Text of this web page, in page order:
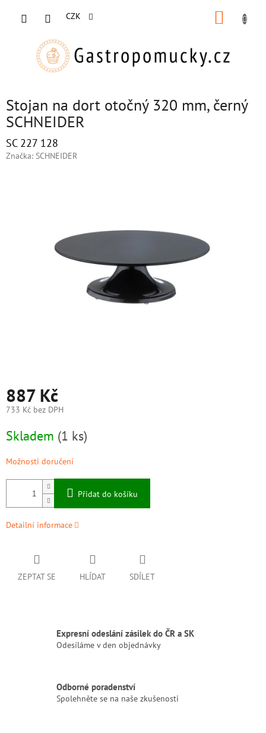
CZK
Stojan na dort otočný 320 mm, černý
SCHNEIDER
SC 227 128
Značka: SCHNEIDER
887 Kč
733 Kč bez DPH
cena:
Skladem (1 ks)
Možnosti doručení
Přidat do košíku
Detailní informace
ZEPTAT SE HLÍDAT SDÍLET
Expresní odeslání zásilek do ČR a SK
Odesíláme v den objednávky
Odborné poradenství
Spolehněte se na naše zkušenosti